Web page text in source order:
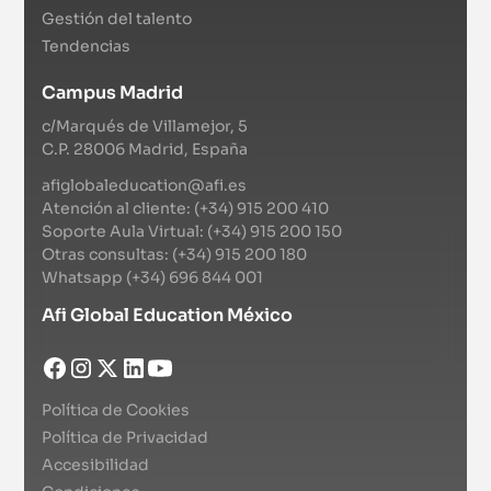
Certificación
Del 6 de abril de 2027 al 3 de junio de 2027
Streaming
Chartered Financial Analyst (CFA®) Nivel III
Certificación
Del 5 de mayo de 2027 al 30 de junio de 2027|
Online
certificate
Certificación
Campus Virtual
Streaming
Gestión del talento
Tendencias
Campus Madrid
c/Marqués de Villamejor, 5
C.P. 28006 Madrid, España
afiglobaleducation@afi.es
Atención al cliente: (+34) 915 200 410
Soporte Aula Virtual: (+34) 915 200 150
Otras consultas: (+34) 915 200 180
Whatsapp (+34) 696 844 001
Afi Global Education México
Política de Cookies
Política de Privacidad
Accesibilidad